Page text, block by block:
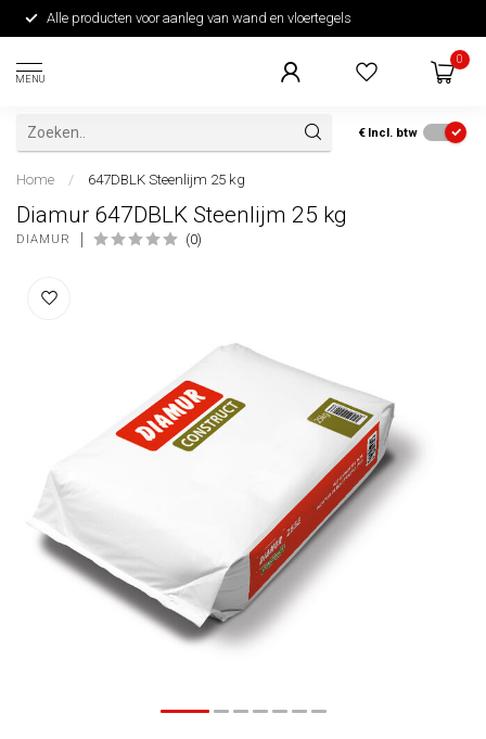
Alle producten voor aanleg van wand en vloertegels
MENU
0
€ Incl. btw
Home / 647DBLK Steenlijm 25 kg
Diamur 647DBLK Steenlijm 25 kg
DIAMUR (0)